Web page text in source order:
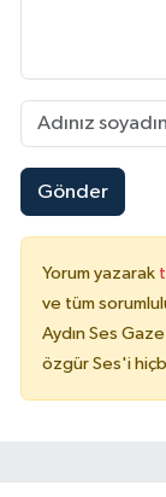
Gönder
Yorum yazarak
ve tüm
Aydın Ses
özgür Ses'i